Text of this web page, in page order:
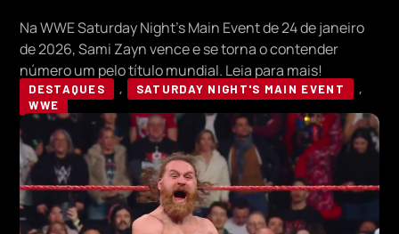
Na WWE Saturday Night’s Main Event de 24 de janeiro
de 2026, Sami Zayn vence e se torna o contender
número um pelo título mundial. Leia para mais!
DESTAQUES , SATURDAY NIGHT'S MAIN EVENT
,
WWE